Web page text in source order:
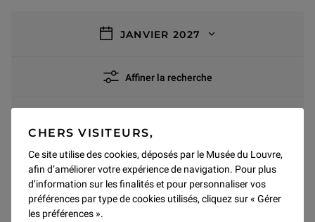
CHERS VISITEURS,
Ce site utilise des cookies, déposés par le Musée du Louvre,
afin d’améliorer votre expérience de navigation. Pour plus
d’information sur les finalités et pour personnaliser vos
préférences par type de cookies utilisés, cliquez sur « Gérer
les préférences ».
JANVIER 2027
Affiner la recherche
JANVIER 2027